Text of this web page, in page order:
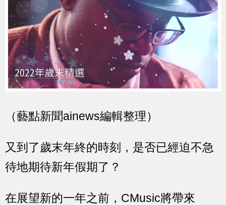
（藝點新聞ainews編輯整理）
又到了歲末年終的時刻，是否已經迫不急
待地期待新年假期了？
在展望新的一年之前，CMusic將帶來